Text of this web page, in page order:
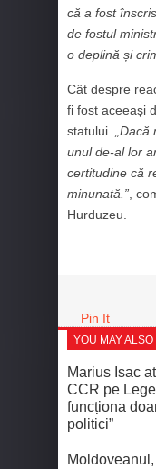
că a fost
de fostul
o deplină și
Cât despre
fi fost aceeași
statului.
unul de-al lor
certitudine că
minunată.” ,
Hurduzeu.
Pin It
YOU MAY ALSO
Marius Isac
CCR pe
funcționa
politici”